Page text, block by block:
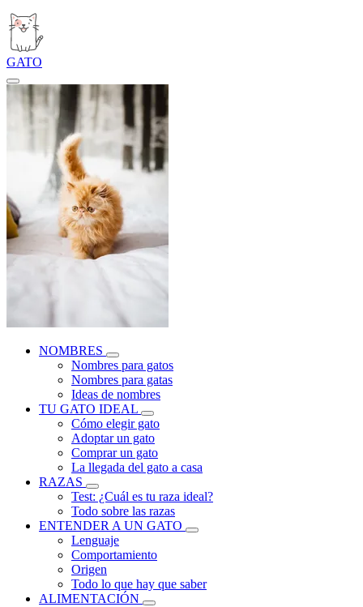
GATO
NOMBRES
Nombres para gatos
Nombres para gatas
Ideas de nombres
TU GATO IDEAL
Cómo elegir gato
Adoptar un gato
Comprar un gato
La llegada del gato a casa
RAZAS
Test: ¿Cuál es tu raza ideal?
Todo sobre las razas
ENTENDER A UN GATO
Lenguaje
Comportamiento
Origen
Todo lo que hay que saber
ALIMENTACIÓN